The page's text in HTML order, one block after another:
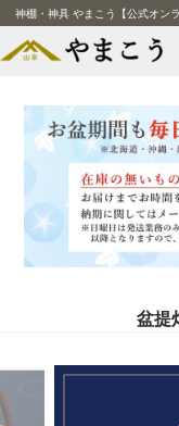
神棚・神具 やまこう【公式オン
盆提